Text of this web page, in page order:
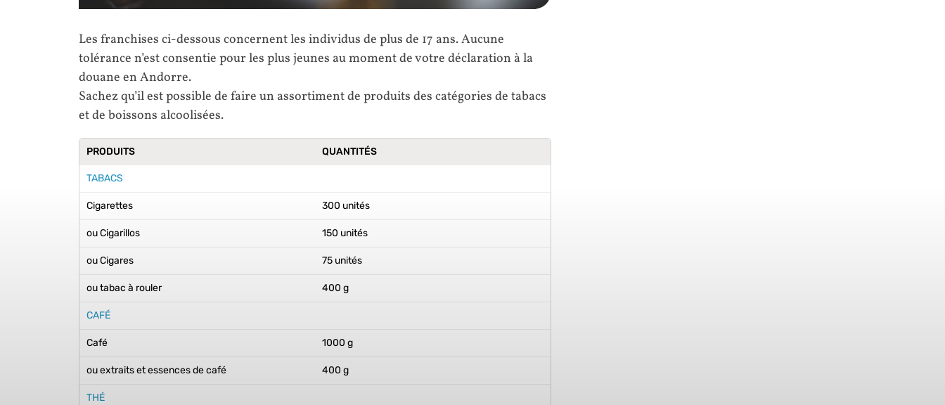
Les franchises ci-dessous concernent les individus de plus de 17 ans. Aucune
tolérance n’est consentie pour les plus jeunes au moment de votre déclaration à la
douane en Andorre.
Sachez qu’il est possible de faire un assortiment de produits des catégories de tabacs
et de boissons alcoolisées.
PRODUITS QUANTITÉS
TABACS
Cigarettes 300 unités
ou Cigarillos 150 unités
ou Cigares 75 unités
ou tabac à rouler 400 g
CAFÉ
Café 1000 g
ou extraits et essences de café 400 g
THÉ